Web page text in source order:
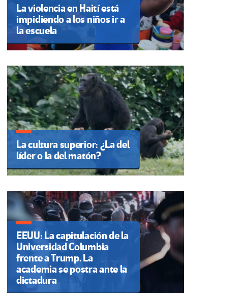
La violencia en Haití está
impidiendo a los niños ir a
la escuela
La cultura superior: ¿La del
líder o la del matón?
EEUU: La capitulación de la
Universidad Columbia
frente a Trump. La
academia se postra ante la
dictadura